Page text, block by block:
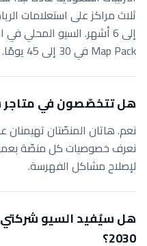
إلى 6 أشهر. السيو المحلي
Map Pack في 30 إلى 45 يومًا.
هل تتخصّصون في متاجر
نعم. هاتان المنصّتان تهيمنان
نعرف خصوصيات كل منصّة
لإصلاح مشاكل الفهرسة.
هل سيُفيد السيو شركتي
2030؟